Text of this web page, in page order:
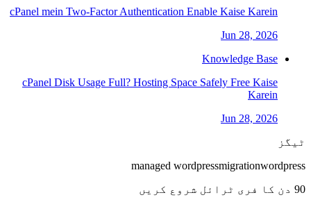
cPanel mein Two-Factor Authentication Enable Kaise Karein
Jun 28, 2026
Knowledge Base
cPanel Disk Usage Full? Hosting Space Safely Free Kaise
Karein
Jun 28, 2026
ٹیگز
managed wordpressmigrationwordpress
90 دن کا فری ٹرائل شروع کریں